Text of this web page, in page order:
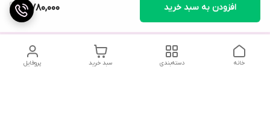
3,780,000 افزودن به سبد خرید
پروفایل سبد خرید دسته‌بندی خانه